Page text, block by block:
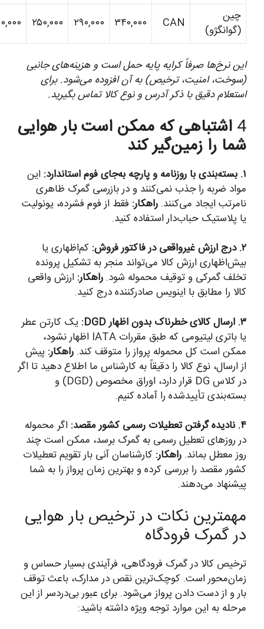
چین
(گوانگژو)
CAN ۳۴۰,۰۰۰ ۲۹۰,۰۰۰ ۲۵۰,۰۰۰ ۲۱۰,۰۰۰
این نرخ‌ها صرفاً کرایه پایه حمل است و هزینه‌های جانبی
(سوخت، امنیت، ترخیص) به آن افزوده می‌شود. برای
استعلام دقیق با ذکر آدرس و نوع کالا تماس بگیرید.
اشتباهی که ممکن است بار هوایی
شما را زمین‌گیر کند
این
مواد ضربه را جذب نمی‌کنند و در بازرسی گمرک ظاهری
نامرتب ایجاد می‌کنند.راهکار:فقط از فوم فشرده، یونولیت
یا پلاستیک حباب‌دار استفاده کنید.
کم‌اظهاری یا
بیش‌اظهاری ارزش کالا می‌تواند منجر به تشکیل پرونده
تخلف گمرکی و توقیف محموله شود.راهکار:ارزش واقعی
کالا را مطابق با اینویس صادرکننده درج کنید.
یک کارتن عطر
یا باتری لیتیومی که طبق مقررات IATA اظهار نشود،
ممکن است کل محموله پرواز را متوقف کند. راهکار:پیش
از ارسال، نوع کالا را دقیقاً به کارشناس ما اطلاع دهید تا اگر
در کلاس DG قرار دارد، اوراق مخصوص (DGD) و
بسته‌بندی تأییدشده را آماده کنیم.
اگر محموله
در روزهای تعطیل رسمی به گمرک برسد، ممکن است چند
روز معطل بماند.راهکار:کارشناسان آنی بار تقویم تعطیلات
کشور مقصد را بررسی کرده و بهترین زمان پرواز را به شما
پیشنهاد می‌دهند.
مهمترین نکات در ترخیص بار هوایی
در گمرک فرودگاه
ترخیص کالا در گمرک فرودگاهی، فرآیندی بسیار حساس و
زمان‌محور است. کوچک‌ترین نقص در مدارک، باعث توقف
بار و از دست دادن پرواز می‌شود. برای عبور بی‌دردسر از این
مرحله به این موارد توجه ویژه داشته باشید: